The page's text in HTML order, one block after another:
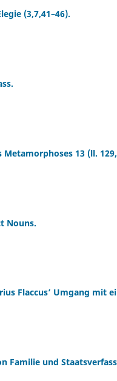
(3,7,41–46).
13 (ll.
Nouns.
Flaccus’ Umgang mit
Familie und